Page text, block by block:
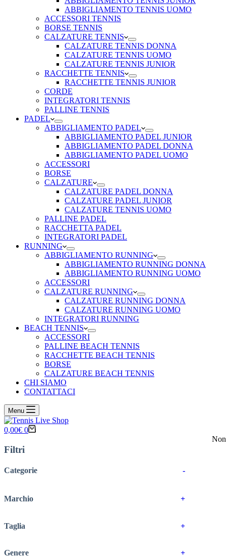
ABBIGLIAMENTO TENNIS UOMO
ACCESSORI TENNIS
BORSE TENNIS
CALZATURE TENNIS
CALZATURE TENNIS DONNA
CALZATURE TENNIS UOMO
CALZATURE TENNIS JUNIOR
RACCHETTE TENNIS
RACCHETTE TENNIS JUNIOR
CORDE
INTEGRATORI TENNIS
PALLINE TENNIS
PADEL
ABBIGLIAMENTO PADEL
ABBIGLIAMENTO PADEL JUNIOR
ABBIGLIAMENTO PADEL DONNA
ABBIGLIAMENTO PADEL UOMO
ACCESSORI
BORSE
CALZATURE
CALZATURE PADEL DONNA
CALZATURE PADEL JUNIOR
CALZATURE TENNIS UOMO
PALLINE PADEL
RACCHETTA PADEL
INTEGRATORI PADEL
RUNNING
ABBIGLIAMENTO RUNNING
ABBIGLIAMENTO RUNNING DONNA
ABBIGLIAMENTO RUNNING UOMO
ACCESSORI
CALZATURE RUNNING
CALZATURE RUNNING DONNA
CALZATURE RUNNING UOMO
INTEGRATORI RUNNING
BEACH TENNIS
ACCESSORI
PALLINE BEACH TENNIS
RACCHETTE BEACH TENNIS
BORSE
CALZATURE BEACH TENNIS
CHI SIAMO
CONTATTACI
Menu
Carrello
0,00€ 0
Filtri
Categorie -
Marchio +
Taglia +
Genere +